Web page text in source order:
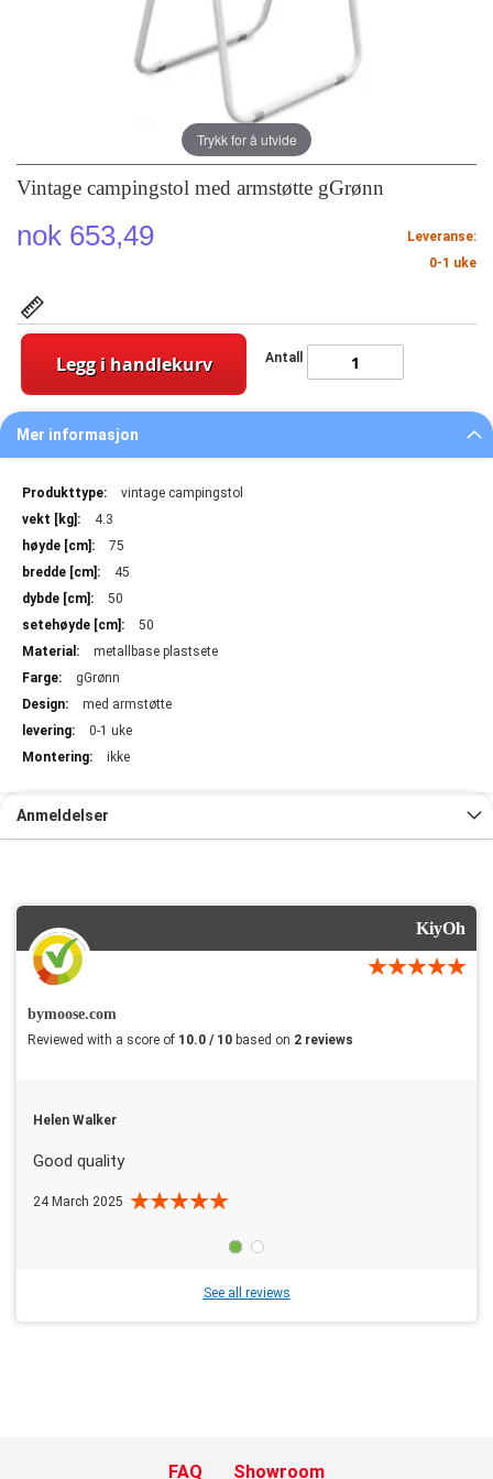
Vintage campingstol med armstøtte gGrønn
nok 653,49
Leveranse:
0-1 uke
Antall
Legg i handlekurv
Trykk for å utvide
Mer informasjon
Mer
informasjon
vintage campingstol
4.3
75
45
50
50
metallbase plastsete
gGrønn
med armstøtte
0-1 uke
ikke
Anmeldelser
KiyOh
bymoose.com
Reviewed with a score of 10.0 / 10 based on 2 reviews
Helen Walker
Good quality
24 March 2025
See all reviews
FAQ Showroom